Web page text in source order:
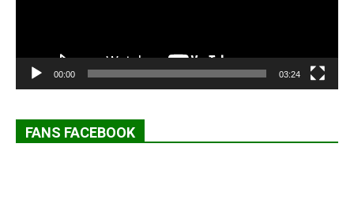
00:00 03:24
FANS FACEBOOK